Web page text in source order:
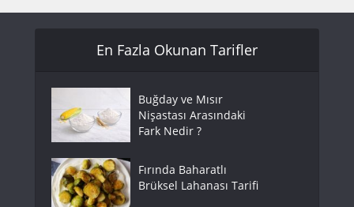
En Fazla Okunan Tarifler
Buğday ve Mısır
Nişastası Arasındaki
Fark Nedir ?
Fırında Baharatlı
Brüksel Lahanası Tarifi